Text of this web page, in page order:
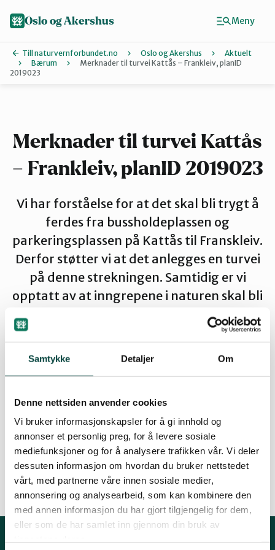
Samtykke Detaljer Om
Denne nettsiden anvender cookies
Vi bruker informasjonskapsler for å gi innhold og
annonser et personlig preg, for å levere sosiale
mediefunksjoner og for å analysere trafikken vår. Vi deler
dessuten informasjon om hvordan du bruker nettstedet
vårt, med partnerne våre innen sosiale medier,
annonsering og analysearbeid, som kan kombinere den
med annen informasjon du har gjort tilgjengelig for dem,
eller som de har samlet inn gjennom din bruk av
Aurskog-Høland
Bærum
Groruddalen
Lillestrøm
Lørenskog
Nannestad og Gjerdrum
Oslo og Akershus
Till naturvernforbundet.no Oslo og Akershus
Aktuelt
Bærum
Merknader til turvei Kattås – Frankleiv, planID
2019023
Merknader til turvei Kattås
– Frankleiv, planID 2019023
Vi har forståelse for at det skal bli trygt å
ferdes fra bussholdeplassen og
parkeringsplassen på Kattås til Franskleiv.
Derfor støtter vi at det anlegges en turvei
på denne strekningen. Samtidig er vi
opptatt av at inngrepene i naturen skal bli
minst mulig. Les hele uttalelsen her.
Vi har forståelse for at det skal bli trygt å ferdes fra
til Franskleiv. Derfor støtter vi at det anlegges en
turvei på denne strekningen. Samtidig er vi
opptatt av at inngrepene i naturen skal bli minst
mulig. Les hele uttalelsen her .